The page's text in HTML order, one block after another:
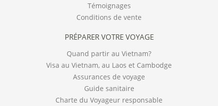
Témoignages
Conditions de vente
PRÉPARER VOTRE VOYAGE
Quand partir au Vietnam?
Visa au Vietnam, au Laos et Cambodge
Assurances de voyage
Guide sanitaire
Charte du Voyageur responsable